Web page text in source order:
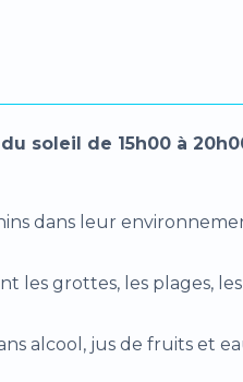
soleil de 15h00 à
dans leur
grottes, les plages, les
alcool, jus de fruits et